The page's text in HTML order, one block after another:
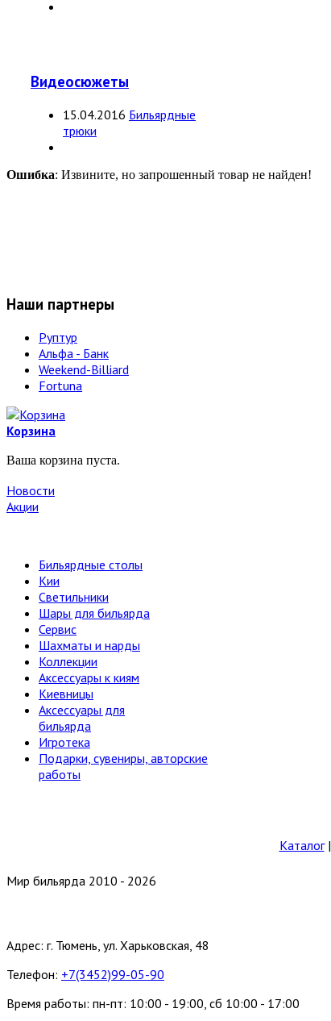
Видеосюжеты
15.04.2016 Бильярдные
трюки
Ошибка: Извините, но запрошенный товар не найден!
Наши партнеры
Руптур
Альфа - Банк
Weekend-Billiard
Fortuna
Корзина
Ваша корзина пуста.
Новости
Акции
Бильярдные столы
Кии
Светильники
Шары для бильярда
Сервис
Шахматы и нарды
Коллекции
Аксессуары к киям
Киевницы
Аксессуары для
бильярда
Игротека
Подарки, сувениры, авторские
работы
Каталог|
Мир бильярда 2010 - 2026
Адрес: г. Тюмень, ул. Харьковская, 48
Телефон: +7(3452)99-05-90
Время работы: пн-пт: 10:00 - 19:00, сб 10:00 - 17:00